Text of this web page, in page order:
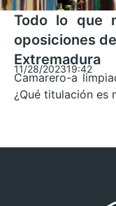
Todo lo que
oposiciones
Extremadura
11/28/202319:42
Camarero-a
¿Qué titulación es